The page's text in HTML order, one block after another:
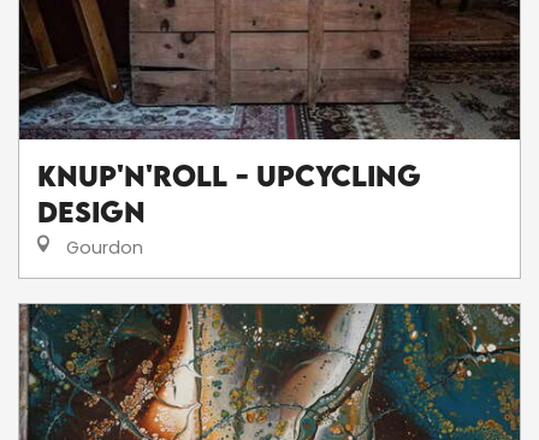
Knup'N'Roll - Upcycling
Design
Gourdon